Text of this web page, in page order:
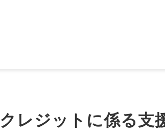
レジットに係る支